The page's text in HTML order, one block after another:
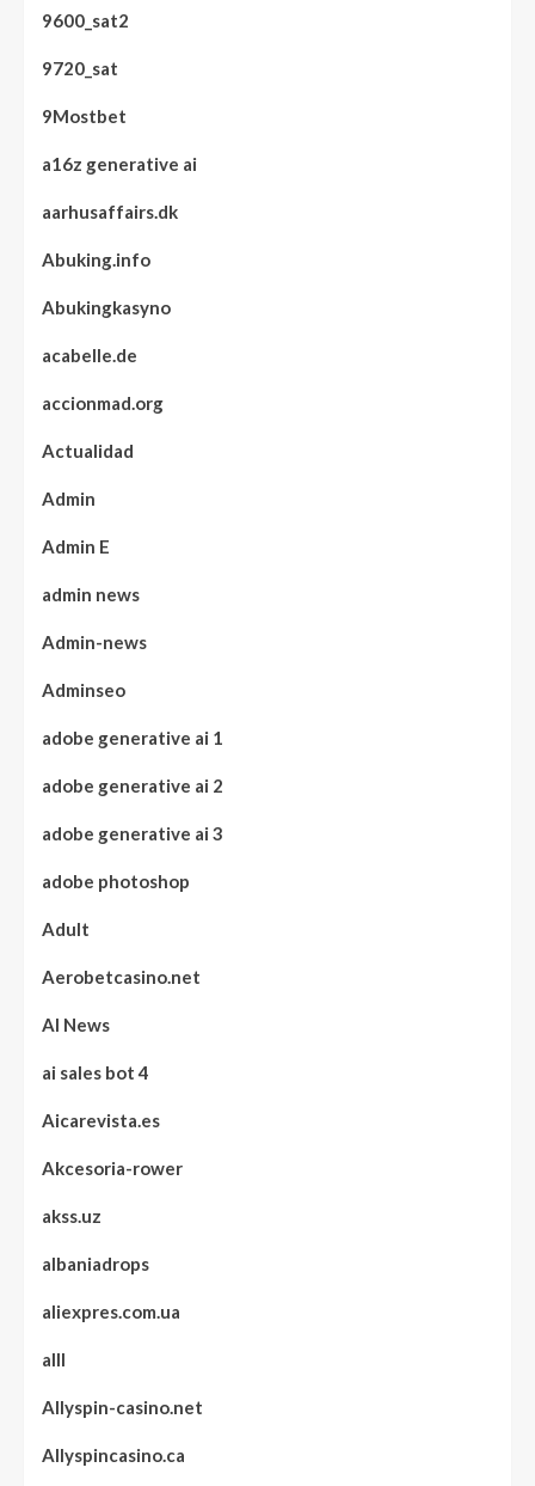
9600_sat2
9720_sat
9Mostbet
a16z generative ai
aarhusaffairs.dk
Abuking.info
Abukingkasyno
acabelle.de
accionmad.org
Actualidad
Admin
Admin E
admin news
Admin-news
Adminseo
adobe generative ai 1
adobe generative ai 2
adobe generative ai 3
adobe photoshop
Adult
Aerobetcasino.net
AI News
ai sales bot 4
Aicarevista.es
Akcesoria-rower
akss.uz
albaniadrops
aliexpres.com.ua
alll
Allyspin-casino.net
Allyspincasino.ca